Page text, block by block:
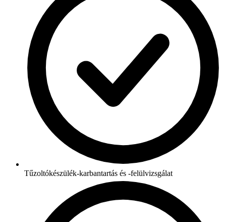
Tűzoltókészülék-karbantartás és -felülvizsgálat